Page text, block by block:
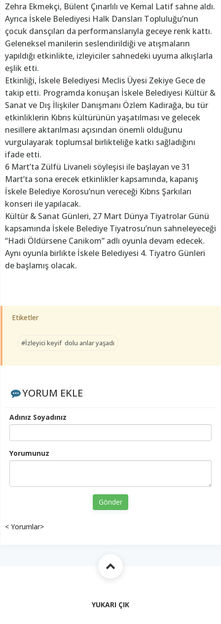
Zehra Ekmekçi, Bülent Çınarlılı ve Kemal Latif sahne aldı.
Ayrıca İskele Belediyesi Halk Dansları Topluluğu’nun
çocuk dansçıları da performanslarıyla geceye renk kattı.
Geleneksel manilerin seslendirildiği ve atışmaların
yapıldığı etkinlikte, izleyiciler sahnedeki uyuma alkışlarla
eşlik etti.
Etkinliği, İskele Belediyesi Meclis Üyesi Zekiye Gece de
takip etti. Programda konuşan İskele Belediyesi Kültür &
Sanat ve Dış İlişkiler Danışmanı Özlem Kadirağa, bu tür
etkinliklerin Kıbrıs kültürünün yaşatılması ve gelecek
nesillere aktarılması açısından önemli olduğunu
vurgulayarak toplumsal birlikteliğe katkı sağladığını
ifade etti.
6 Mart’ta Zülfü Livaneli söyleşisi ile başlayan ve 31
Mart’ta sona erecek etkinlikler kapsamında, kapanış
İskele Belediye Korosu’nun vereceği Kıbrıs Şarkıları
konseri ile yapılacak.
Kültür & Sanat Günleri, 27 Mart Dünya Tiyatrolar Günü
kapsamında İskele Belediye Tiyatrosu’nun sahneleyeceği
“Hadi Öldürsene Canikom” adlı oyunla devam edecek.
Aynı oyunla birlikte İskele Belediyesi 4. Tiyatro Günleri
de başlamış olacak.
Etiketler
#İzleyici keyif dolu anlar yaşadı
YORUM EKLE
Adınız Soyadınız
Yorumunuz
Gönder
< Yorumlar>
YUKARI ÇIK